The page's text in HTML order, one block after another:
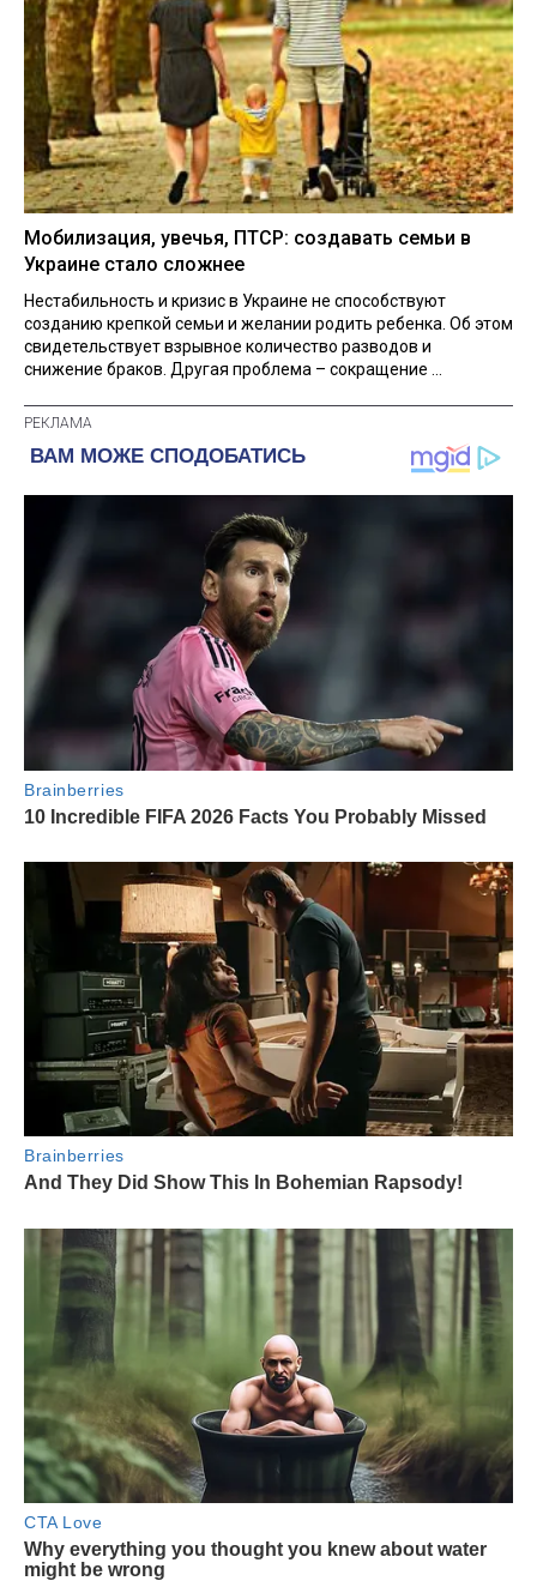
Мобилизация, увечья, ПТСР: создавать семьи в
Украине стало сложнее
Нестабильность и кризис в Украине не способствуют
созданию крепкой семьи и желании родить ребенка. Об этом
свидетельствует взрывное количество разводов и
снижение браков. Другая проблема – сокращение ...